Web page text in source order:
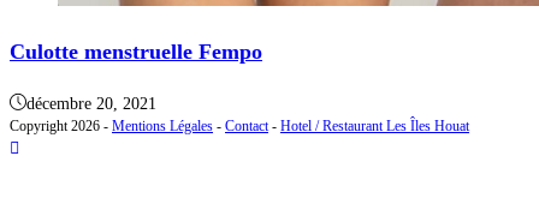
Culotte menstruelle Fempo
décembre 20, 2021
Copyright 2026 - Mentions Légales - Contact- Hotel / Restaurant Les Îles Houat